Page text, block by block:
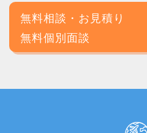
無料相談・お見積り
無料個別面談